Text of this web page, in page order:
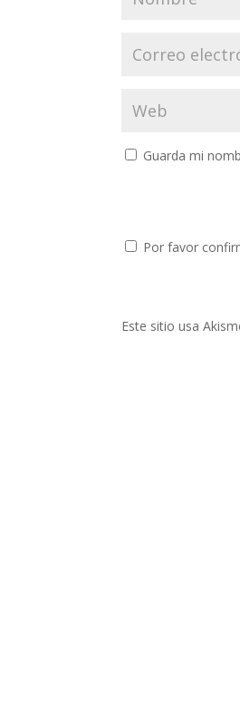
Guarda mi
Por favor
Este sitio usa